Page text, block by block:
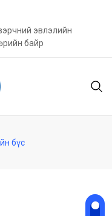
эвлэлийн
байр
бүс